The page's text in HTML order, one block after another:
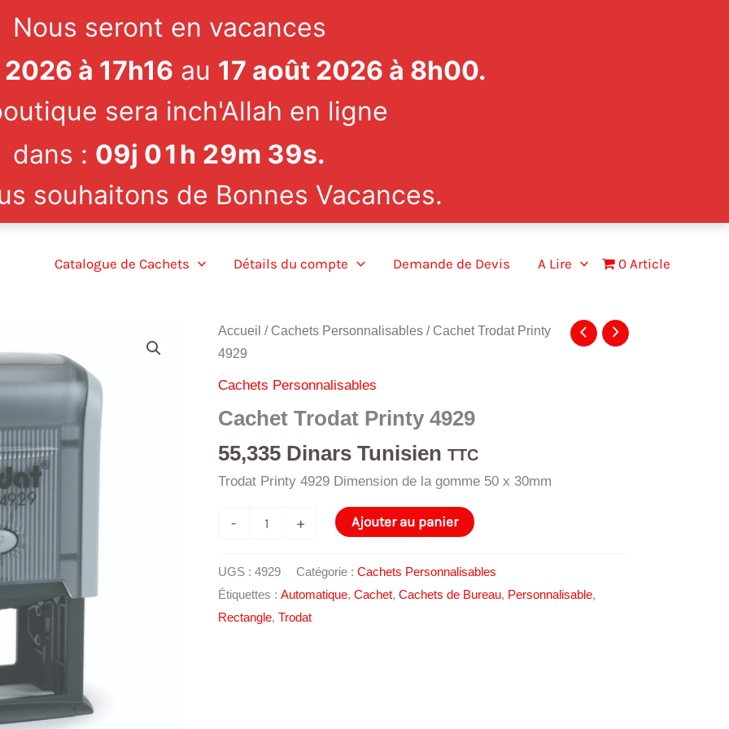
Nous seront en vacances
à 17h16 au 17 août 2026 à 8h00.
sera inch'Allah en ligne
dans : 09j 01 h 29m 38s.
souhaitons de Bonnes Vacances.
Catalogue de Cachets Détails du compte Demande de Devis A Lire 0 Article
Accueil / Cachets Personnalisables/ Cachet Trodat Printy
4929
Cachets Personnalisables
Cachet Trodat Printy 4929
55,335 Dinars Tunisien TTC
Trodat Printy 4929 Dimension de la gomme 50 x 30mm
-
quantité
Trodat
+ Ajouter au panier
UGS : 4929 Catégorie : Cachets Personnalisables
Étiquettes : Automatique, Cachet, Cachets de Bureau, Personnalisable,
Rectangle, Trodat